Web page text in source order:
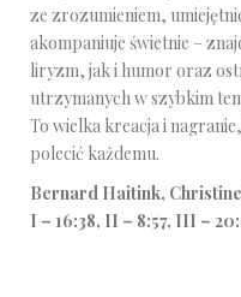
ze zrozumieniem,
akompaniuje świetnie –
liryzm, jak i humor oraz
utrzymanych w szybkim
To wielka kreacja i
polecić każdemu.
Bernard Haitink,
I – 16:38, II – 8:57, III –